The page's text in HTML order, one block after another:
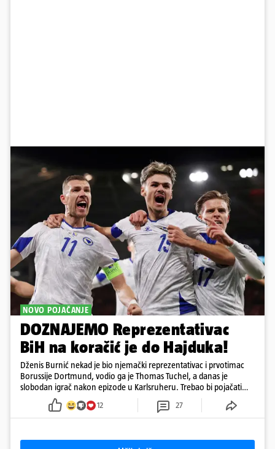
NOVO POJAČANJE
DOZNAJEMO Reprezentativac
BiH na koračić je do Hajduka!
Dženis Burnić nekad je bio njemački reprezentativac i prvotimac
Borussije Dortmund, vodio ga je Thomas Tuchel, a danas je
slobodan igrač nakon epizode u Karlsruheru. Trebao bi pojačati
konkurenciju u veznom redu
12 27